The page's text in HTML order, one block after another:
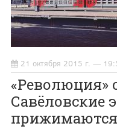
21 октября 2015 г. —
«Революция»
Савёловские